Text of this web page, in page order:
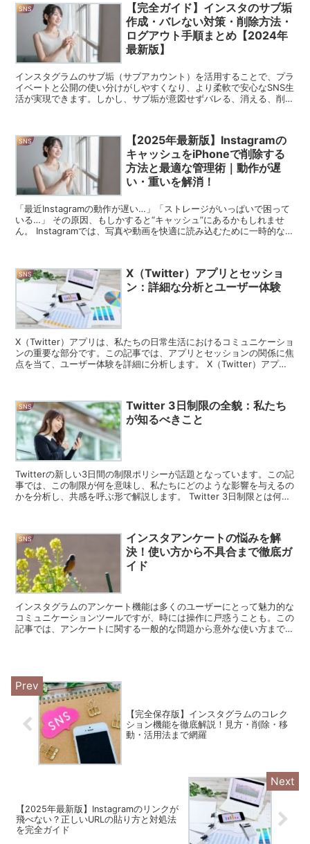
SNS
【完全ガイド】インスタのサブ垢
作成・バレない対策・削除方法・
ログアウト手順まとめ【2024年
最新版】
インスタグラムのサブ垢（サブアカウント）を活用することで、プラ
イベートと公開の使い分けがしやすくなり、より柔軟で安心なSNS生
活が実現できます。しかし、サブ垢が意図せずバレる、消える、削除
SNS
【2025年最新版】Instagramの
キャッシュをiPhoneで削除する
方法と最適な管理術｜動作が遅
い・重いを解消！
「最近Instagramの動作が遅い…」「ストレージがいっぱいで困って
いる…」 その原因、もしかすると“キャッシュ”にあるかもしれませ
ん。 Instagramでは、写真や動画を快適に読み込むために一時的なデ
SNS
X（Twitter）アプリとセッショ
ン：詳細な分析とユーザー体験
X（Twitter）アプリは、私たちの日常生活におけるコミュニケーショ
ンの重要な部分です。この記事では、アプリとセッションの関係に焦
点を当て、ユーザー体験を詳細に分析します。 X（Twitter）アプリ
SNS
Twitter 3日制限の全貌：私たち
が知るべきこと
Twitterの新しい3日間の制限ポリシーが話題となっています。この記
事では、この制限が何を意味し、私たちにどのような影響を与えるの
かを分析し、共感を呼ぶ形で解説します。 Twitter 3日制限とは何か
SNS
インスタアンケートの悩みを解
決！使い方から不具合まで徹底ガ
イド
インスタグラムのアンケート機能は多くのユーザーにとって魅力的な
コミュニケーションツールですが、時には操作に戸惑うことも。この
記事では、アンケートに関する一般的な問題から意外な使い方まで、
【完全保存版】インスタグラムのコレク
ション機能を徹底解説！見方・削除・移
動・活用法まで網羅
【2025年最新版】Instagramのリンクが
飛べない？正しいURLの貼り方と対処法
を完全ガイド